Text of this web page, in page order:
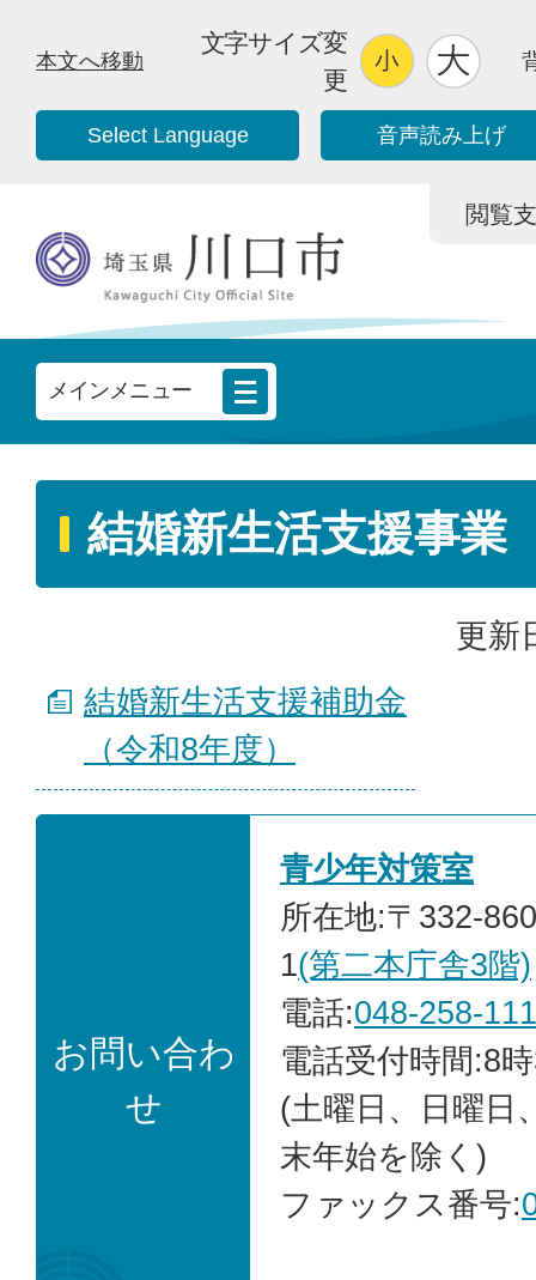
本文へ移動
文字サイズ変
更
Select Language 音声読み上げ
閲覧
メインメニュー
結婚新生活支援事業
更新
結婚新生活支援補助金
（令和8年度）
お問い合わ
せ
青少年対策室
所在地:〒332-
1(第二本庁舎3階)
電話:048-258-
電話受付時間:8
(土曜日、日曜日
末年始を除く)
ファックス番号: